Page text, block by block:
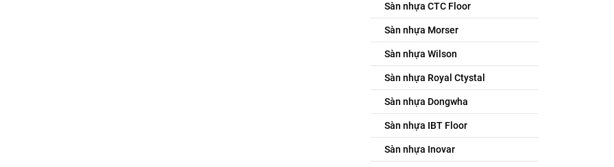
Sàn nhựa CTC Floor
Sàn nhựa Morser
Sàn nhựa Wilson
Sàn nhựa Royal Ctystal
Sàn nhựa Dongwha
Sàn nhựa IBT Floor
Sàn nhựa Inovar